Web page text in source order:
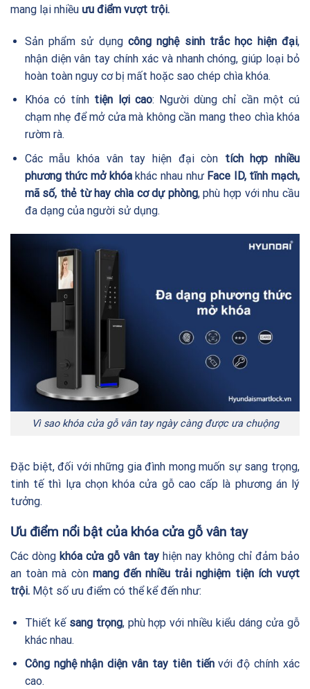
mang lại nhiều ưu điểm vượt trội.
Sản phẩm sử dụngcông nghệ sinh trắc học hiện đại,
nhận diện vân tay chính xác và nhanh chóng, giúp loại bỏ
hoàn toàn nguy cơ bị mất hoặc sao chép chìa khóa.
Khóa có tính tiện lợi cao: Người dùng chỉ cần một cú
chạm nhẹ để mở cửa mà không cần mang theo chìa khóa
rườm rà.
Các mẫu khóa vân tay hiện đại còn tích hợp nhiều
phương thức mở khóakhác nhau như Face ID, tĩnh mạch,
mã số, thẻ từ hay chìa cơ dự phòng, phù hợp với nhu cầu
đa dạng của người sử dụng.
Vì sao khóa cửa gỗ vân tay ngày càng được ưa chuộng
Đặc biệt, đối với những gia đình mong muốn sự sang trọng,
tinh tế thì lựa chọn khóa cửa gỗ cao cấp là phương án lý
tưởng.
Ưu điểm nổi bật của khóa cửa gỗ vân tay
Các dòng khóa cửa gỗ vân tay hiện nay không chỉ đảm bảo
an toàn mà cònmang đến nhiều trải nghiệm tiện ích vượt
trội. Một số ưu điểm có thể kể đến như:
Thiết kế sang trọng, phù hợp với nhiều kiểu dáng cửa gỗ
khác nhau.
Công nghệ nhận diện vân tay tiên tiếnvới độ chính xác
cao.